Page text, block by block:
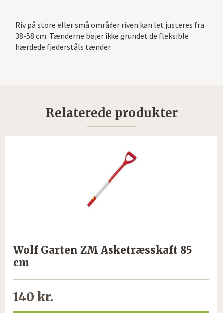
Riv på store eller små områder riven kan let justeres fra
38-58 cm. Tænderne bøjer ikke grundet de fleksible
hærdede fjederståls tænder.
Relaterede produkter
Wolf Garten ZM Asketræsskaft 85
cm
140 kr.